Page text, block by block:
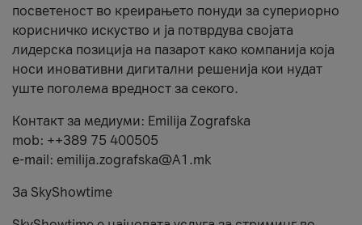
посветеност во креирањето понуди за супериорно
корисничко искуство и ја потврдува својата
лидерска позиција на пазарот како компанија која
носи иновативни дигитални решенија кои нудат
уште поголема вредност за секого.
Контакт за медиуми: Emilija Zografska
mob: ++389 75 400505
e-mail: emilija.zografska@A1.mk
За SkyShowtime